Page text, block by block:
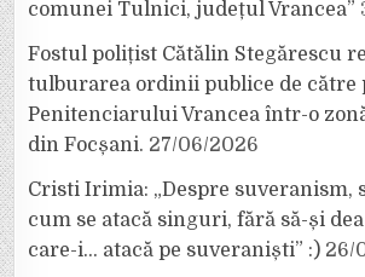
comunei Tulnici, județul Vrancea”
Fostul polițist Cătălin Stegărescu
tulburarea ordinii publice de către
Penitenciarului Vrancea într-o
din Focșani. 27/06/2026
Cristi Irimia: „Despre suveranism,
cum se atacă singuri, fără să-și
care-i… atacă pe suveraniști” :) 26/